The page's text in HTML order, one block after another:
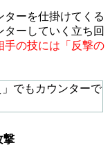
ターを仕掛けてくる
ーしていく立ち回
手の技には「反撃の
でもカウンターで
撃